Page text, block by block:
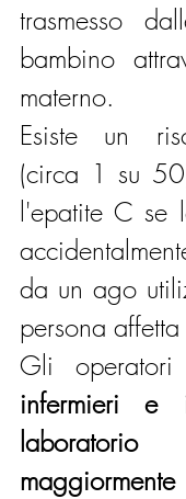
trasmesso
bambino
materno.
Esiste un
(circa 1 su
l'epatite C se
da un ago
persona
Gli
infermieri